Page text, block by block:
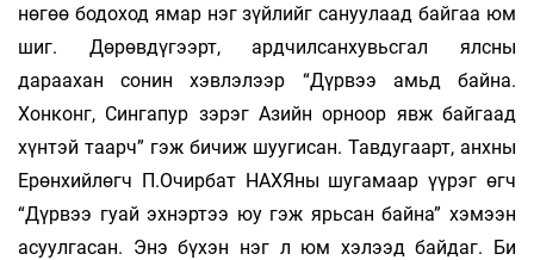
нөгөө бо­доход ямар нэг зүйлийг са­нуулаад бай­гаа юм
шиг. Дөрөвдүгээрт, ард­чил­санхувьсгал ялсны
дараахан сонин хэвлэлээр “Дүр­вээ амьд байна.
Хонконг, Сингапур зэрэг Азийн орноор явж байгаад
хүнтэй таарч” гэж би­чиж шуугисан. Тавдугаарт, анхны
Ерөнхийлөгч П.Очир­бат НАХЯны шугамаар үүрэг өгч
“Дүрвээ гуай эхнэртээ юу гэж ярьсан байна” хэмээн
асуул­­гасан. Энэ бүхэн нэг л юм хэлээд бай­даг. Би